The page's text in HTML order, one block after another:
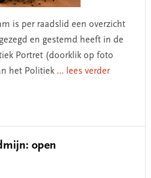
is per raadslid een overzicht
en gestemd heeft in de
Portret (doorklik op foto
het Politiek ... lees verder
open